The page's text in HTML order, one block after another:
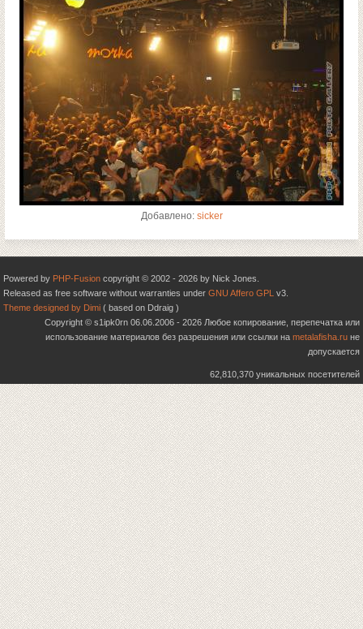
Добавлено: sicker
Powered by PHP-Fusion copyright © 2002 - 2026 by Nick Jones.
Released as free software without warranties under GNU Affero GPL v3.
Theme designed by Dimi ( based on Ddraig )
Copyright © s1ipk0rn 06.06.2006 - 2026 Любое копирование, перепечатка или
использование материалов без разрешения или ссылки на metalafisha.ru не
допускается
62,810,370 уникальных посетителей